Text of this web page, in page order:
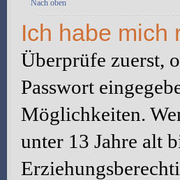
Nach oben
Ich habe mich
Überprüfe zuerst,
Passwort
Möglichkeiten.
unter 13 Jahre alt